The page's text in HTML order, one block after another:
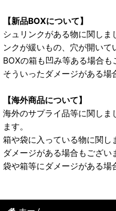
【新品BOXについて】
シュリンクがある物に関しま
ンクが緩いもの、穴が開いて
BOXの箱も凹み等ある場合も
そういったダメージがある場
【海外商品について】
海外のサプライ品等に関しま
ます。
箱や袋に入っている物に関し
ダメージがある場合もござい
袋や箱等にダメージがある場